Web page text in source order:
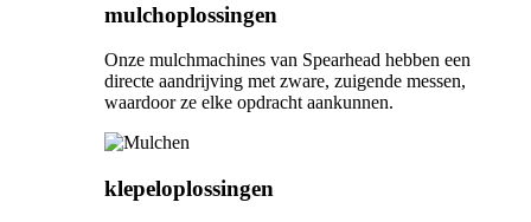
mulchoplossingen
Onze mulchmachines van Spearhead hebben een
directe aandrijving met zware, zuigende messen,
waardoor ze elke opdracht aankunnen.
klepeloplossingen